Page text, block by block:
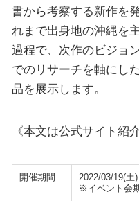
書から考察する新作を
れまで出身地の沖縄を
過程で、次作のビジョ
でのリサーチを軸にし
品を展示します。
《本文は公式サイト紹
開催期間
2022/03/19(土
※イベント会